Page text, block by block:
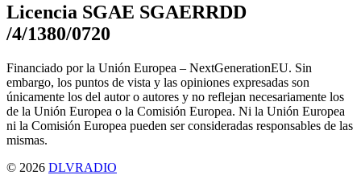
Licencia SGAE SGAERRDD
/4/1380/0720
Financiado por la Unión Europea – NextGenerationEU. Sin
embargo, los puntos de vista y las opiniones expresadas son
únicamente los del autor o autores y no reflejan necesariamente los
de la Unión Europea o la Comisión Europea. Ni la Unión Europea
ni la Comisión Europea pueden ser consideradas responsables de las
mismas.
© 2026 DLVRADIO